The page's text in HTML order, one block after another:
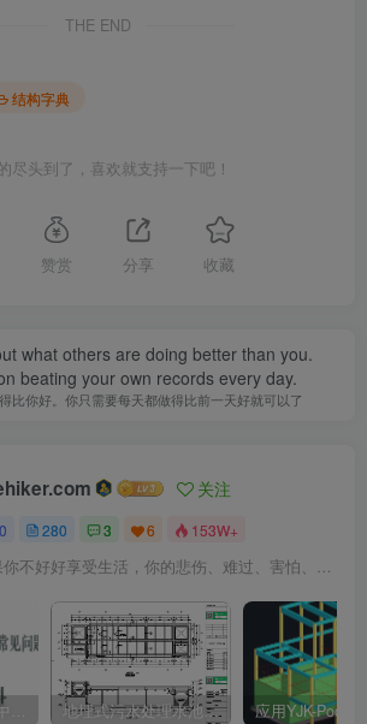
THE END
结构字典
尽头到了，喜欢就支持一下吧！
赞赏 分享 收藏
what others are doing better than you.
beating your own records every day.
比你好。你只需要每天都做得比前一天好就可以了
关注
0 280 3 6 153W+
如果你不好好享受生活，你的悲伤、难过、害怕、羞愧和内疚会代替你享受
施工图设计及审查中强条与常见问题解析 地埋式污水处理水池结构设计思路及免费各类水池相关设计资料下载